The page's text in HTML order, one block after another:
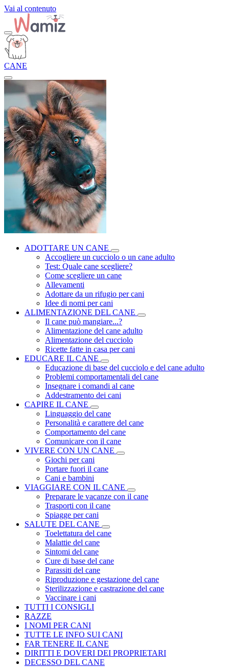
Vai al contenuto
CANE
ADOTTARE UN CANE
Accogliere un cucciolo o un cane adulto
Test: Quale cane scegliere?
Come scegliere un cane
Allevamenti
Adottare da un rifugio per cani
Idee di nomi per cani
ALIMENTAZIONE DEL CANE
Il cane può mangiare...?
Alimentazione del cane adulto
Alimentazione del cucciolo
Ricette fatte in casa per cani
EDUCARE IL CANE
Educazione di base del cucciolo e del cane adulto
Problemi comportamentali del cane
Insegnare i comandi al cane
Addestramento dei cani
CAPIRE IL CANE
Linguaggio del cane
Personalità e carattere del cane
Comportamento del cane
Comunicare con il cane
VIVERE CON UN CANE
Giochi per cani
Portare fuori il cane
Cani e bambini
VIAGGIARE CON IL CANE
Preparare le vacanze con il cane
Trasporti con il cane
Spiagge per cani
SALUTE DEL CANE
Toelettatura del cane
Malattie del cane
Sintomi del cane
Cure di base del cane
Parassiti del cane
Riproduzione e gestazione del cane
Sterilizzazione e castrazione del cane
Vaccinare i cani
TUTTI I CONSIGLI
RAZZE
I NOMI PER CANI
TUTTE LE INFO SUI CANI
FAR TENERE IL CANE
DIRITTI E DOVERI DEI PROPRIETARI
DECESSO DEL CANE